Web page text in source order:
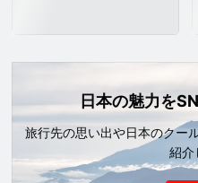
日本の魅力を
旅行先の思い出や日本のクー
紹介